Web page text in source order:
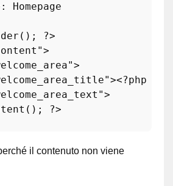
Homepage
();
?>
">
">
"><?php
">
(); ?>
il contenuto non viene